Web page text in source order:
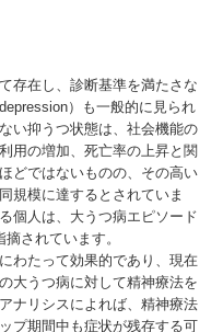
存在し、診断基準を満たさな
）も一般的に見られ
い抑うつ状態は、社会機能の
用の増加、死亡率の上昇と関
どではないものの、その高い
規模に達するとされていま
個人は、大うつ病エピソード
されています。
わたって効果的であり、現在
大うつ病に対して精神療法を
ナリシスによれば、精神療法
プ期間中も症状が残存する可